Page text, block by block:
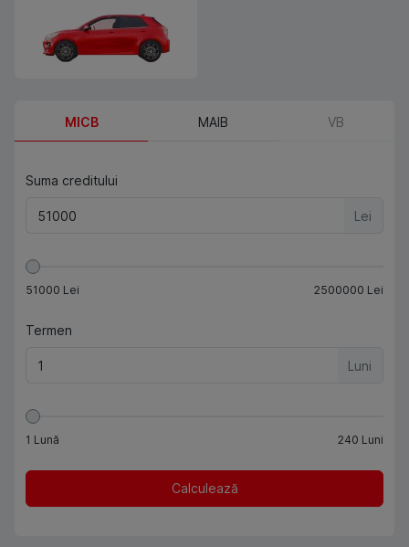
MICB MAIB VB
Suma creditului
Lei
51000 Lei 2500000 Lei
Termen
Luni
1 Lună 240 Luni
Calculează